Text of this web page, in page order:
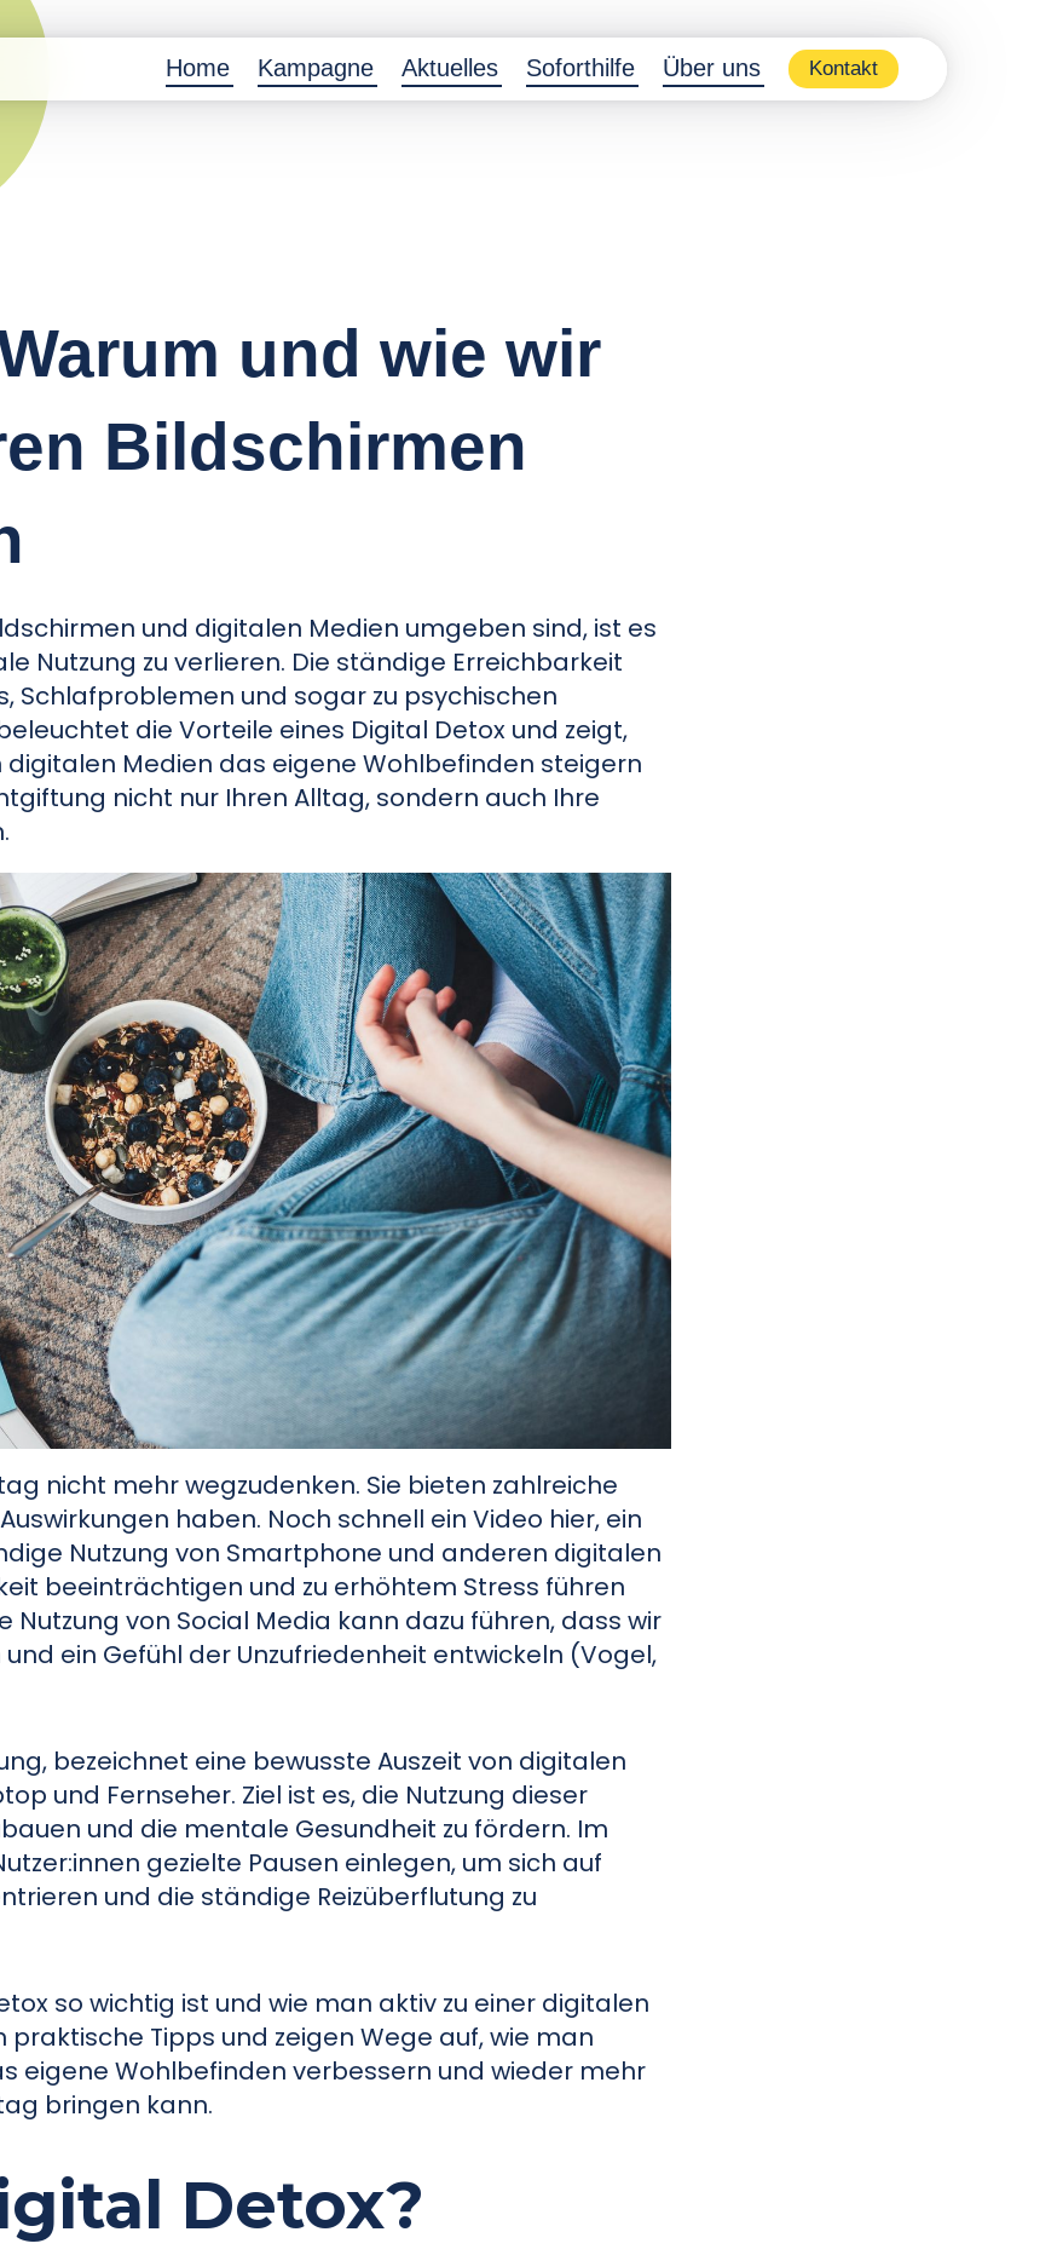
Home Kampagne Aktuelles Soforthilfe Über uns Kontakt
und wie wir
Bildschirmen
und digitalen Medien umgeben sind, ist es
Nutzung zu verlieren. Die ständige Erreichbarkeit
Schlafproblemen und sogar zu psychischen
die Vorteile eines Digital Detox und zeigt,
Medien das eigene Wohlbefinden steigern
nicht nur Ihren Alltag, sondern auch Ihre
nicht mehr wegzudenken. Sie bieten zahlreiche
haben. Noch schnell ein Video hier, ein
Nutzung von Smartphone und anderen digitalen
beeinträchtigen und zu erhöhtem Stress führen
Nutzung von Social Media kann dazu führen, dass wir
ein Gefühl der Unzufriedenheit entwickeln (Vogel,
bezeichnet eine bewusste Auszeit von digitalen
und Fernseher. Ziel ist es, die Nutzung dieser
und die mentale Gesundheit zu fördern. Im
gezielte Pausen einlegen, um sich auf
und die ständige Reizüberflutung zu
so wichtig ist und wie man aktiv zu einer digitalen
Tipps und zeigen Wege auf, wie man
eigene Wohlbefinden verbessern und wieder mehr
bringen kann.
Detox?